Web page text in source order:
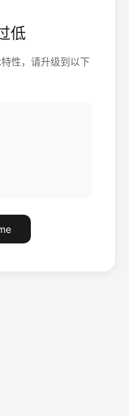
低
性，请升级到以下